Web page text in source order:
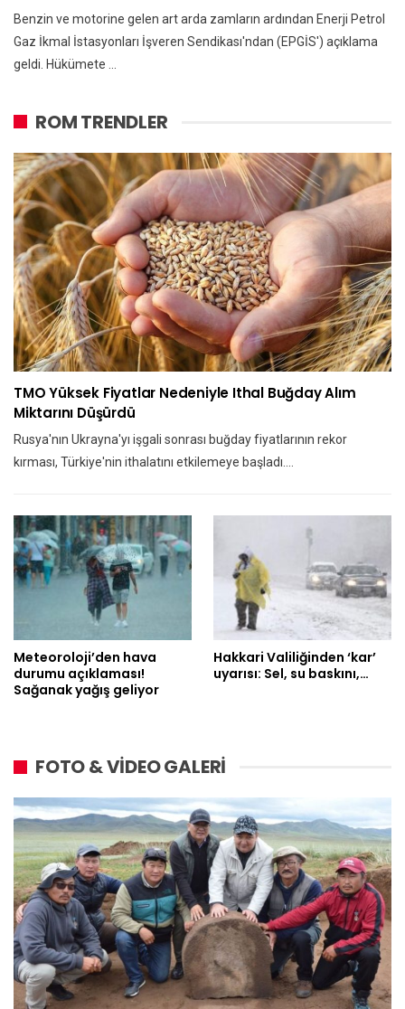
Benzin ve motorine gelen art arda zamların ardından Enerji Petrol
Gaz İkmal İstasyonları İşveren Sendikası'ndan (EPGİS') açıklama
geldi. Hükümete ...
ROM TRENDLER
TMO Yüksek Fiyatlar Nedeniyle Ithal Buğday Alım
Miktarını Düşürdü
Rusya'nın Ukrayna'yı işgali sonrası buğday fiyatlarının rekor
kırması, Türkiye'nin ithalatını etkilemeye başladı.…
Meteoroloji’den hava
durumu açıklaması!
Sağanak yağış geliyor
Hakkari Valiliğinden ‘kar’
uyarısı: Sel, su baskını,…
FOTO & VİDEO GALERİ